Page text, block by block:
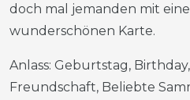
doch mal jemanden mit
wunderschönen Karte.
Anlass: Geburtstag,
Freundschaft, Beliebte